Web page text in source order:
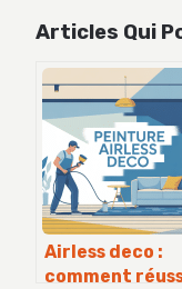
Articles Qui
Airless deco :
comment